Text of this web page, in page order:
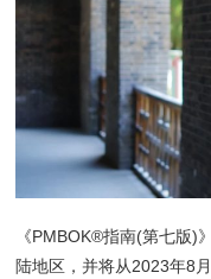
《PMBOK®指南(第七版)
陆地区，并将从2023年8